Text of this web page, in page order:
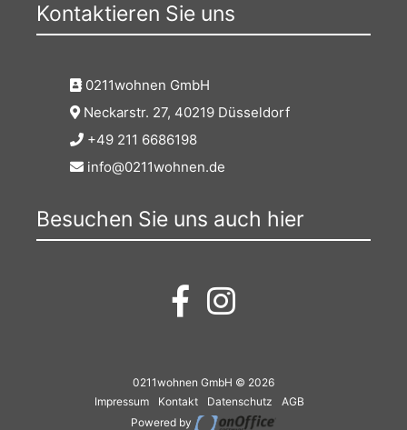
Kontaktieren Sie uns
0211wohnen GmbH
Neckarstr. 27, 40219 Düsseldorf
+49 211 6686198
info@0211wohnen.de
Besuchen Sie uns auch hier
0211wohnen GmbH © 2026
Impressum
Kontakt Datenschutz
AGB
Powered by